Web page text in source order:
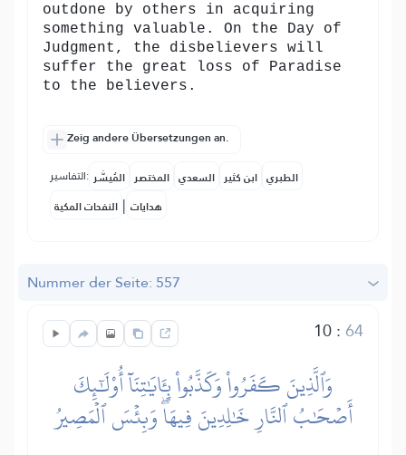
outdone by others in acquiring
something valuable. On the Day of
Judgment, the disbelievers will
suffer the great loss of Paradise
to the believers.
Zeig andere Übersetzungen an.
التفاسير: المُيسَّر المختصر السعدي ابن كثير الطبري
النفحات المكية | هدايات
Nummer der Seite: 557
10:64
وَٱلَّذِينَ كَفَرُواْ وَكَذَّبُواْ بِـَٔايَٰتِنَآ أُوْلَٰٓئِكَ
أَصۡحَٰبُ ٱلنَّارِ خَٰلِدِينَ فِيهَاۖ وَبِئۡسَ ٱلۡمَصِيرُ